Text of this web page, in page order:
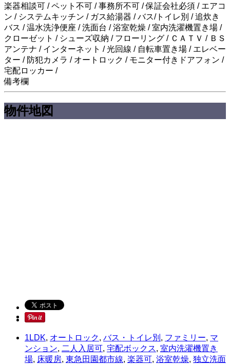
楽器相談可 / ペット不可 / 事務所不可 / 保証会社必須 / エアコ
ン / システムキッチン / ガス給湯器 / バス/トイレ別 / 追炊き
バス / 温水洗浄便座 / 洗面台 / 浴室乾燥 / 室内洗濯機置き場 /
クローゼット / シューズ収納 / フローリング / ＣＡＴＶ / ＢＳ
アンテナ / インターネット / 光回線 / 自転車置き場 / エレベー
ター / 防犯カメラ / オートロック / モニター付きドアフォン /
宅配ロッカー /
備考欄
物件地図
1LDK, オートロック, バス・トイレ別 , ファミリー, マ
ンション, 二人入居可, 宅配ボックス, 室内洗濯機置き
場, 床暖房, 東急田園都市線, 楽器可, 浴室乾燥, 独立洗面